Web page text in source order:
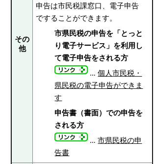
その
他
申告は市民税課窓口、電子申告
ですることができます。
市県民税の申告を「とっと
り電子サービス」を利用し
て電子申告をされる方
…個人市民税・
県民税の電子申告ができま
す
申告書（書面）での申告を
される方
…市県民税の申
告書